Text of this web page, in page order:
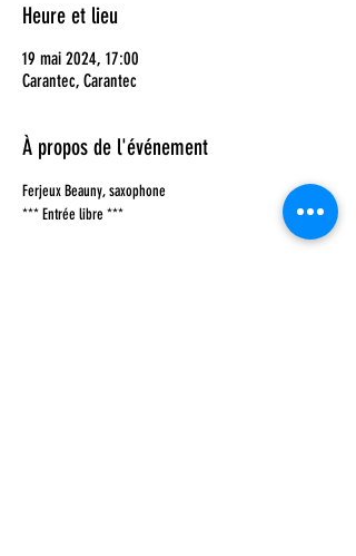
Heure et lieu
19 mai 2024, 17:00
Carantec, Carantec
À propos de l'événement
Ferjeux Beauny, saxophone
*** Entrée libre ***